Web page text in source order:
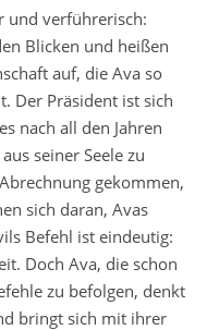
und verführerisch:
Blicken und heißen
auf, die Ava so
Der Präsident ist sich
nach all den Jahren
seiner Seele zu
gekommen,
sich daran, Avas
Befehl ist eindeutig:
Doch Ava, die schon
zu befolgen, denkt
bringt sich mit ihrer